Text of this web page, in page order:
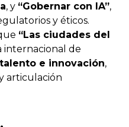
, y “Gobernar con IA”,
y éticos.
“Las ciudades del
internacional de
talento e innovación,
articulación